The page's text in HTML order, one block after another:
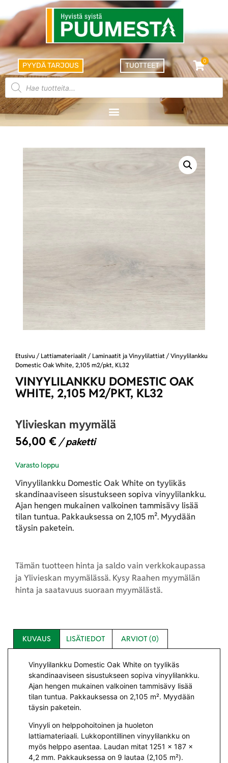
PYYDÄ TARJOUS TUOTTEET
0
Etusivu / Lattiamateriaalit / Laminaatit ja Vinyylilattiat / Vinyylilankku
Domestic Oak White, 2,105 m2/pkt, KL32
VINYYLILANKKU DOMESTIC OAK
WHITE, 2,105 M2/PKT, KL32
Ylivieskan myymälä
56,00 € / paketti
Varasto loppu
Vinyylilankku Domestic Oak White on tyylikäs
skandinaaviseen sisustukseen sopiva vinyylilankku.
Ajan hengen mukainen valkoinen tammisävy lisää
tilan tuntua. Pakkauksessa on 2,105 m². Myydään
täysin paketein.
Tämän tuotteen hinta ja saldo vain verkkokaupassa
ja Ylivieskan myymälässä. Kysy Raahen myymälän
hinta ja saatavuus suoraan myymälästä.
KUVAUS LISÄTIEDOT ARVIOT (0)
Vinyylilankku Domestic Oak White on tyylikäs
skandinaaviseen sisustukseen sopiva vinyylilankku.
Ajan hengen mukainen valkoinen tammisävy lisää
tilan tuntua. Pakkauksessa on 2,105 m². Myydään
täysin paketein.
Vinyyli on helppohoitoinen ja huoleton
lattiamateriaali. Lukkopontillinen vinyylilankku on
myös helppo asentaa. Laudan mitat 1251 x 187 x
4,2 mm. Pakkauksessa on 9 lautaa (2,105 m²).